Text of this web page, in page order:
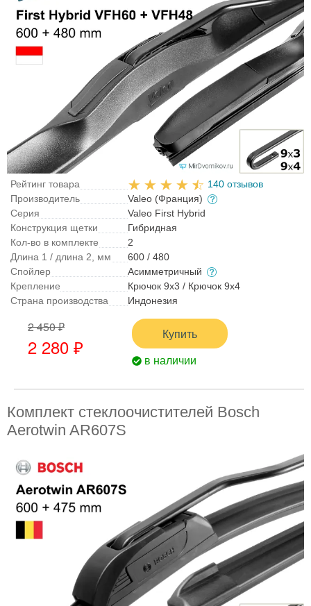
Рейтинг товара
140 отзывов
Производитель
Valeo (Франция)
Серия
Valeo First Hybrid
Конструкция щетки
Гибридная
Кол-во в комплекте
2
Длина 1 / длина 2, мм
600 / 480
Спойлер
Асимметричный
Крепление
Крючок 9x3 / Крючок 9x4
Страна производства
Индонезия
2 450 ₽
2 280 ₽
Купить
в наличии
Комплект стеклоочистителей Bosch
Aerotwin AR607S